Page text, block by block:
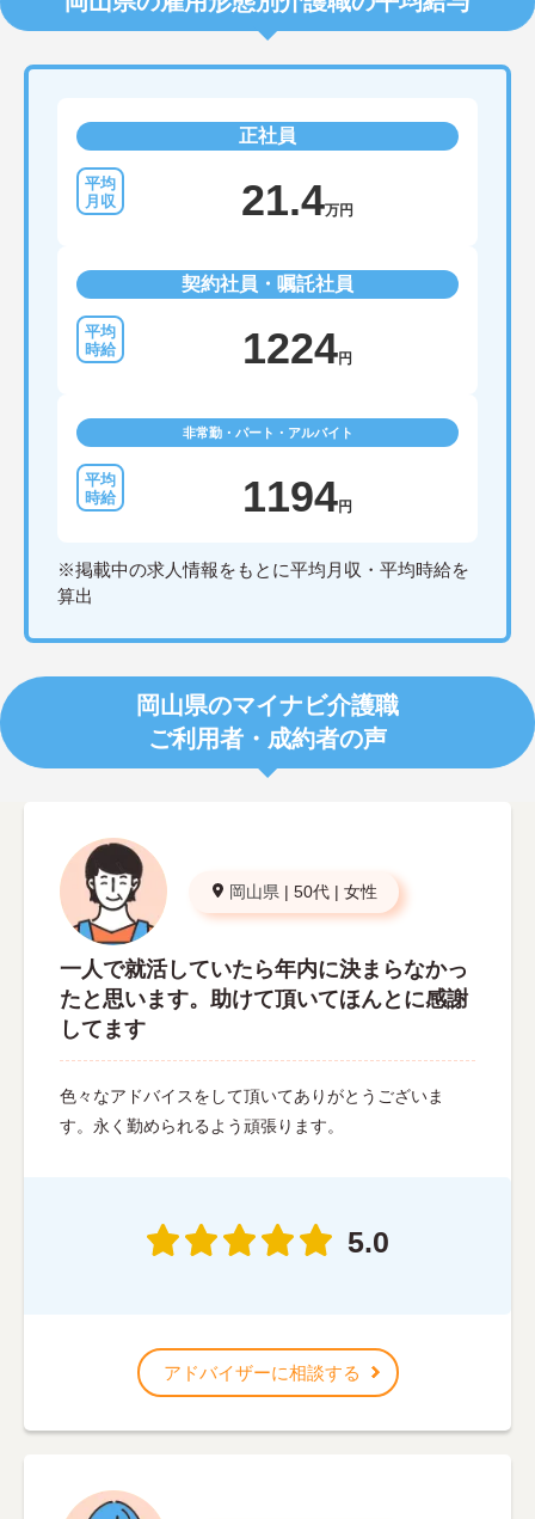
正社員
21.4万円
契約社員・嘱託社員
1224円
非常勤・パート・アルバイト
1194円
※掲載中の求人情報をもとに平均月収・平均時給を
算出
岡山県のマイナビ介護職
ご利用者・成約者の声
岡山県 | 50代 | 女性
一人で就活していたら年内に決まらなかっ
たと思います。助けて頂いてほんとに感謝
してます
色々なアドバイスをして頂いてありがとうございま
す。永く勤められるよう頑張ります。
5.0
アドバイザーに相談する